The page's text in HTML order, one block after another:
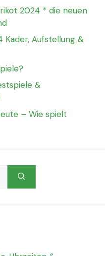
2024 * die neuen
Kader, Aufstellung &
&
– Wie spielt